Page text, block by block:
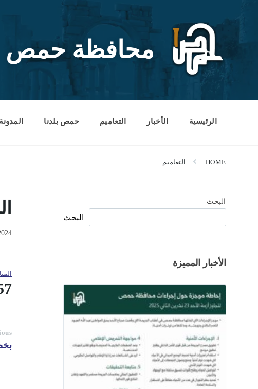
content
محافظة حمص
الرئيسية الأخبار التعاميم حمص بلدنا المدونة
HOME التعاميم
البحث
البحث
الأخبار المميزة